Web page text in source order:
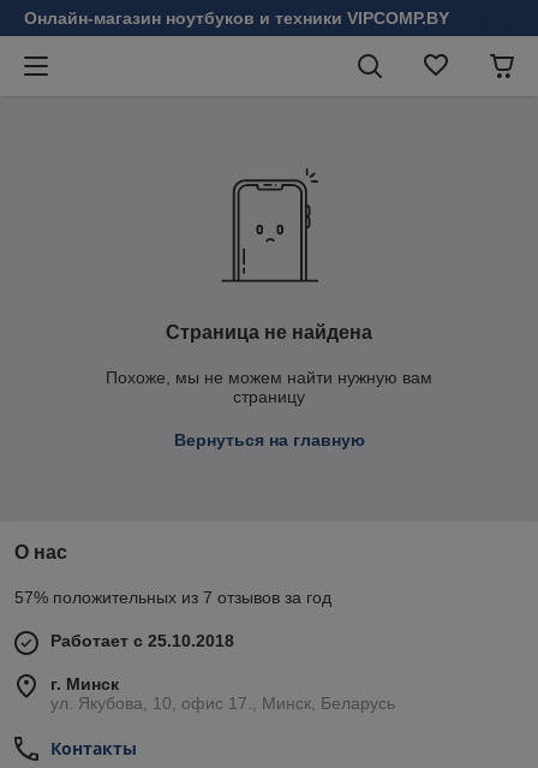
Онлайн-магазин ноутбуков и техники VIPCOMP.BY
Страница не найдена
Похоже, мы не можем найти нужную вам
страницу
Вернуться на главную
О нас
57% положительных из 7 отзывов за год
Работает с 25.10.2018
г. Минск
ул. Якубова, 10, офис 17., Минск, Беларусь
Контакты